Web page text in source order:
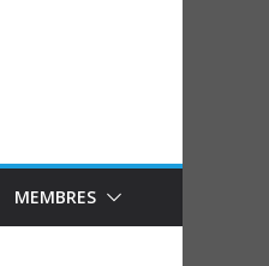
MEMBRES